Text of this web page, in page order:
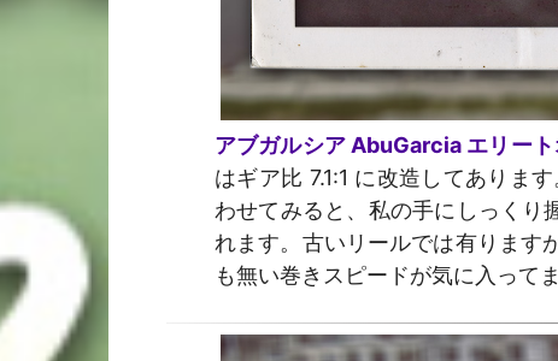
アブガルシア AbuGarcia エリー
はギア比 7.1:1 に改造してありま
わせてみると、私の手にしっくり
れます。古いリールでは有ります
も無い巻きスピードが気に入ってま